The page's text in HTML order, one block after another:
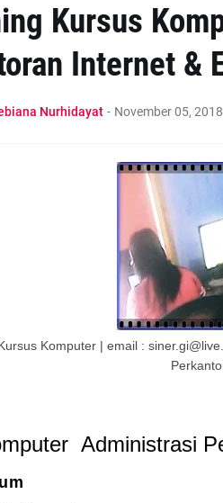
Kursus
Internet &
Nurhidayat - November 05, 2018
Komputer | email :
Administrasi